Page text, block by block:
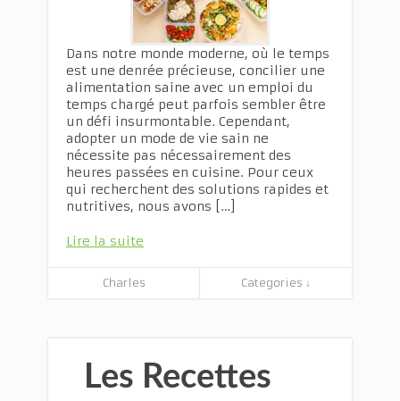
Dans notre monde moderne, où le temps
est une denrée précieuse, concilier une
alimentation saine avec un emploi du
temps chargé peut parfois sembler être
un défi insurmontable. Cependant,
adopter un mode de vie sain ne
nécessite pas nécessairement des
heures passées en cuisine. Pour ceux
qui recherchent des solutions rapides et
nutritives, nous avons […]
Lire la suite
Charles Categories ↓
Les Recettes